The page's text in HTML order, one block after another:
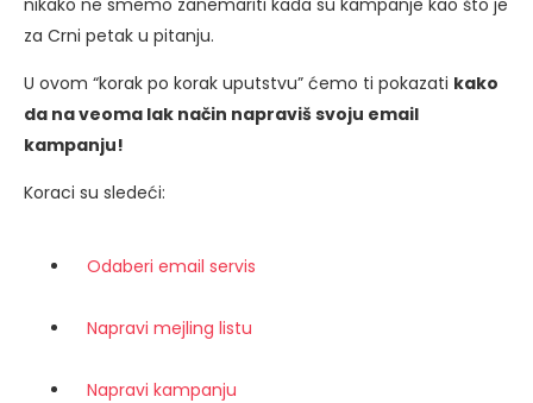
za Crni petak u pitanju.
U ovom “korak po korak uputstvu” ćemo ti pokazati kako
da na veoma lak način napraviš svoju email
kampanju!
Koraci su sledeći:
Odaberi email servis
Napravi mejling listu
Napravi kampanju